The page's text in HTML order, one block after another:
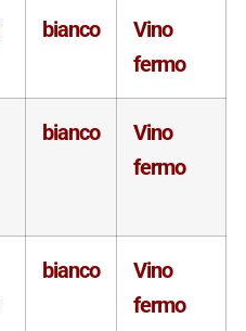
bianco
Vino
fermo
bianco
Vino
fermo
bianco
Vino
fermo